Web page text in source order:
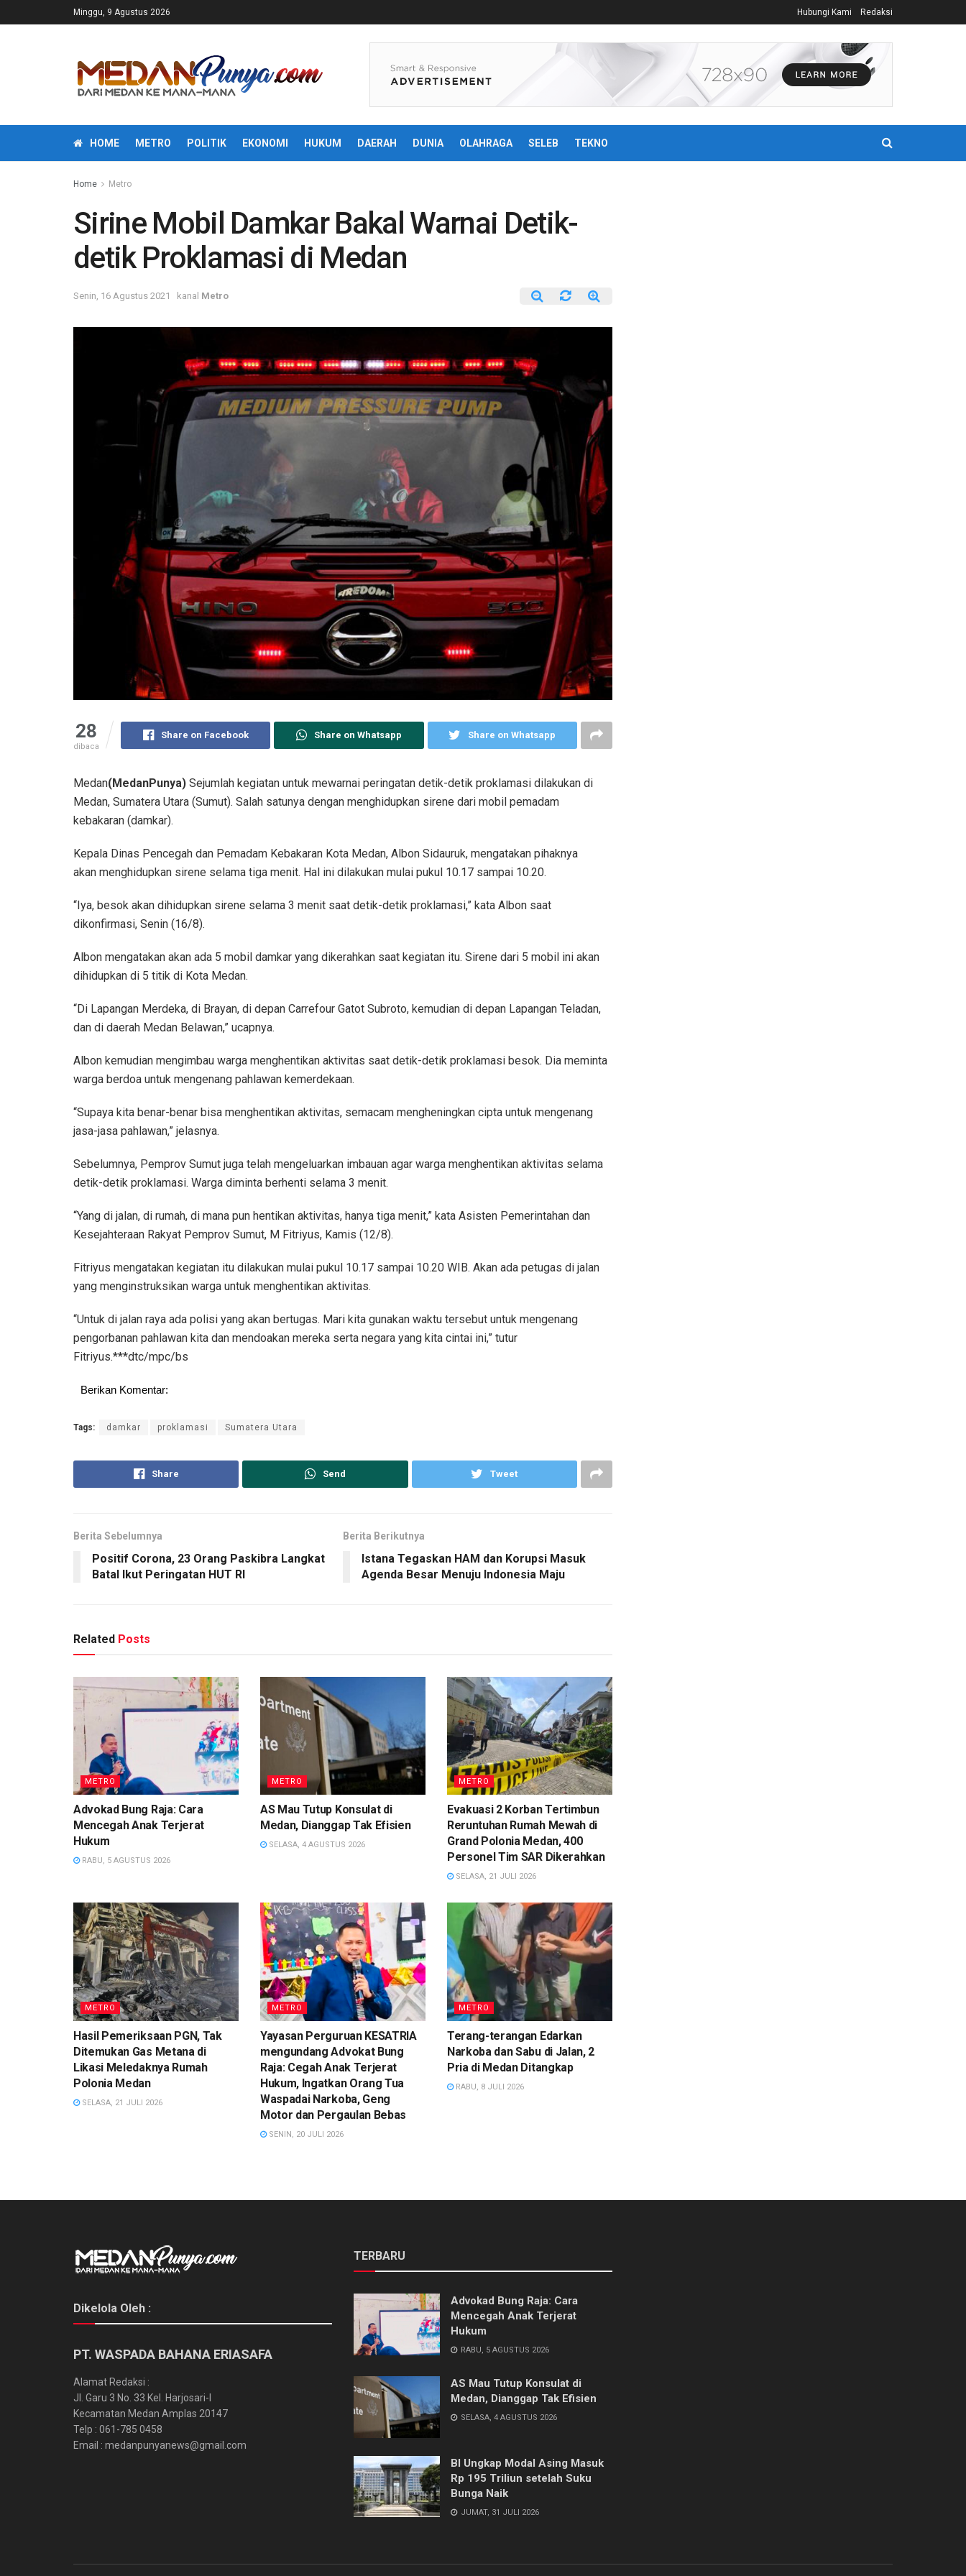
Minggu, 9 Agustus 2026 Hubungi Kami Redaksi
HOME METRO POLITIK EKONOMI HUKUM DAERAH DUNIA OLAHRAGA SELEB TEKNO
Home Metro
Sirine Mobil Damkar Bakal Warnai Detik-
detik Proklamasi di Medan
Senin, 16 Agustus 2021 kanal Metro
28
dibaca
Share on Facebook Share on Whatsapp Share on Whatsapp
Medan(MedanPunya) Sejumlah kegiatan untuk mewarnai peringatan detik-detik proklamasi dilakukan di
Medan, Sumatera Utara (Sumut). Salah satunya dengan menghidupkan sirene dari mobil pemadam
kebakaran (damkar).
Kepala Dinas Pencegah dan Pemadam Kebakaran Kota Medan, Albon Sidauruk, mengatakan pihaknya
akan menghidupkan sirene selama tiga menit. Hal ini dilakukan mulai pukul 10.17 sampai 10.20.
“Iya, besok akan dihidupkan sirene selama 3 menit saat detik-detik proklamasi,” kata Albon saat
dikonfirmasi, Senin (16/8).
Albon mengatakan akan ada 5 mobil damkar yang dikerahkan saat kegiatan itu. Sirene dari 5 mobil ini akan
dihidupkan di 5 titik di Kota Medan.
“Di Lapangan Merdeka, di Brayan, di depan Carrefour Gatot Subroto, kemudian di depan Lapangan Teladan,
dan di daerah Medan Belawan,” ucapnya.
Albon kemudian mengimbau warga menghentikan aktivitas saat detik-detik proklamasi besok. Dia meminta
warga berdoa untuk mengenang pahlawan kemerdekaan.
“Supaya kita benar-benar bisa menghentikan aktivitas, semacam mengheningkan cipta untuk mengenang
jasa-jasa pahlawan,” jelasnya.
Sebelumnya, Pemprov Sumut juga telah mengeluarkan imbauan agar warga menghentikan aktivitas selama
detik-detik proklamasi. Warga diminta berhenti selama 3 menit.
“Yang di jalan, di rumah, di mana pun hentikan aktivitas, hanya tiga menit,” kata Asisten Pemerintahan dan
Kesejahteraan Rakyat Pemprov Sumut, M Fitriyus, Kamis (12/8).
Fitriyus mengatakan kegiatan itu dilakukan mulai pukul 10.17 sampai 10.20 WIB. Akan ada petugas di jalan
yang menginstruksikan warga untuk menghentikan aktivitas.
“Untuk di jalan raya ada polisi yang akan bertugas. Mari kita gunakan waktu tersebut untuk mengenang
pengorbanan pahlawan kita dan mendoakan mereka serta negara yang kita cintai ini,” tutur
Fitriyus.***dtc/mpc/bs
Berikan Komentar:
Tags: damkar proklamasi Sumatera Utara
Share Send Tweet
Berita Sebelumnya
Positif Corona, 23 Orang Paskibra Langkat
Batal Ikut Peringatan HUT RI
Berita Berikutnya
Istana Tegaskan HAM dan Korupsi Masuk
Agenda Besar Menuju Indonesia Maju
Related Posts
METRO
Advokad Bung Raja: Cara
Mencegah Anak Terjerat
Hukum
RABU, 5 AGUSTUS 2026
METRO
AS Mau Tutup Konsulat di
Medan, Dianggap Tak Efisien
SELASA, 4 AGUSTUS 2026
METRO
Evakuasi 2 Korban Tertimbun
Reruntuhan Rumah Mewah di
Grand Polonia Medan, 400
Personel Tim SAR Dikerahkan
SELASA, 21 JULI 2026
METRO
Hasil Pemeriksaan PGN, Tak
Ditemukan Gas Metana di
Likasi Meledaknya Rumah
Polonia Medan
SELASA, 21 JULI 2026
METRO
Yayasan Perguruan KESATRIA
mengundang Advokat Bung
Raja: Cegah Anak Terjerat
Hukum, Ingatkan Orang Tua
Waspadai Narkoba, Geng
Motor dan Pergaulan Bebas
SENIN, 20 JULI 2026
METRO
Terang-terangan Edarkan
Narkoba dan Sabu di Jalan, 2
Pria di Medan Ditangkap
RABU, 8 JULI 2026
Dikelola Oleh :
PT. WASPADA BAHANA ERIASAFA
Alamat Redaksi :
Jl. Garu 3 No. 33 Kel. Harjosari-I
Kecamatan Medan Amplas 20147
Telp : 061-785 0458
Email : medanpunyanews@gmail.com
TERBARU
Advokad Bung Raja: Cara
Mencegah Anak Terjerat
Hukum
RABU, 5 AGUSTUS 2026
AS Mau Tutup Konsulat di
Medan, Dianggap Tak Efisien
SELASA, 4 AGUSTUS 2026
BI Ungkap Modal Asing Masuk
Rp 195 Triliun setelah Suku
Bunga Naik
JUMAT, 31 JULI 2026